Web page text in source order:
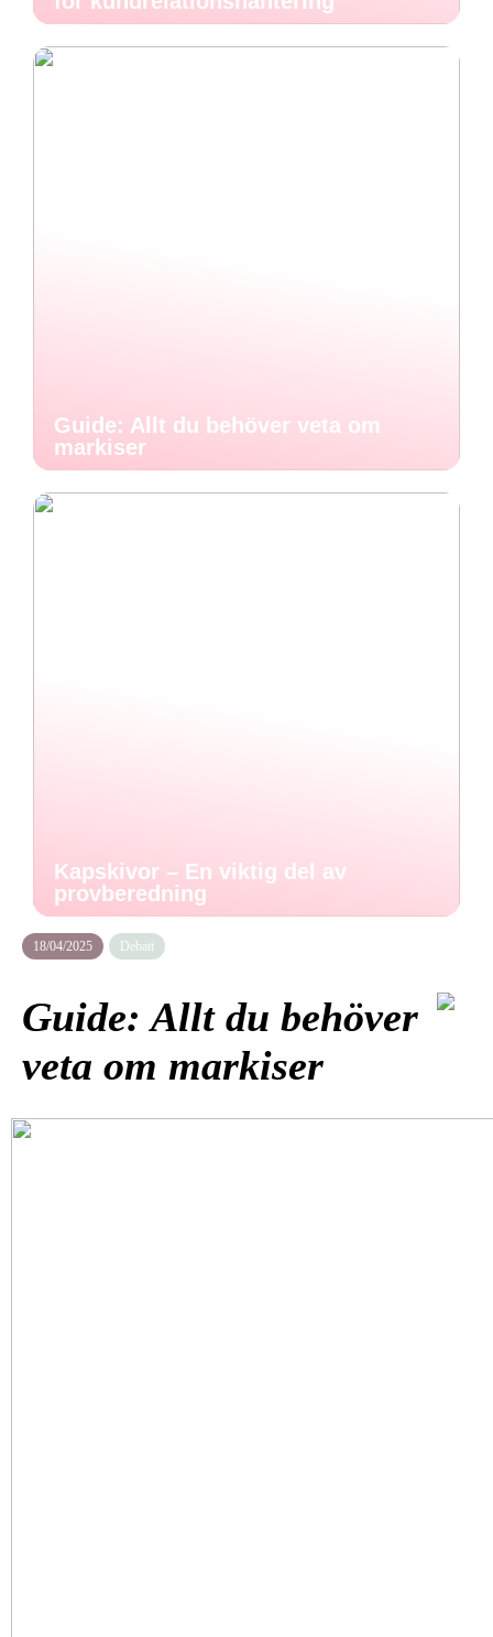
Guide: Allt du behöver veta om
markiser
Kapskivor – En viktig del av
provberedning
18/04/2025 Debatt
Guide: Allt du behöver
veta om markiser